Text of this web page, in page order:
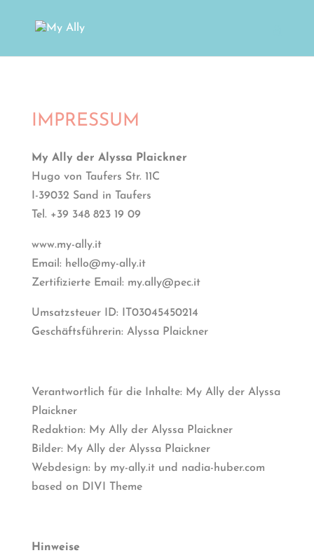
IMPRESSUM
My Ally der Alyssa Plaickner
Hugo von Taufers Str. 11C
I-39032 Sand in Taufers
Tel. +39 348 823 19 09
www.my-ally.it
Email: hello@my-ally.it
Zertifizierte Email: my.ally@pec.it
Umsatzsteuer ID: IT03045450214
Geschäftsführerin: Alyssa Plaickner
Verantwortlich für die Inhalte: My Ally der Alyssa
Plaickner
Redaktion: My Ally der Alyssa Plaickner
Bilder: My Ally der Alyssa Plaickner
Webdesign: by my-ally.it und nadia-huber.com
based on DIVI Theme
Hinweise